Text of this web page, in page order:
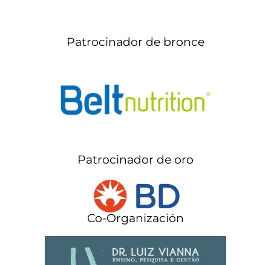
Patrocinador de bronce
Patrocinador de oro
Co-Organización